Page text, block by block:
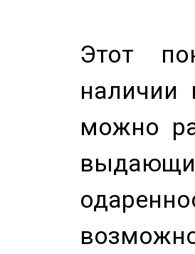
Этот
наличии
можно